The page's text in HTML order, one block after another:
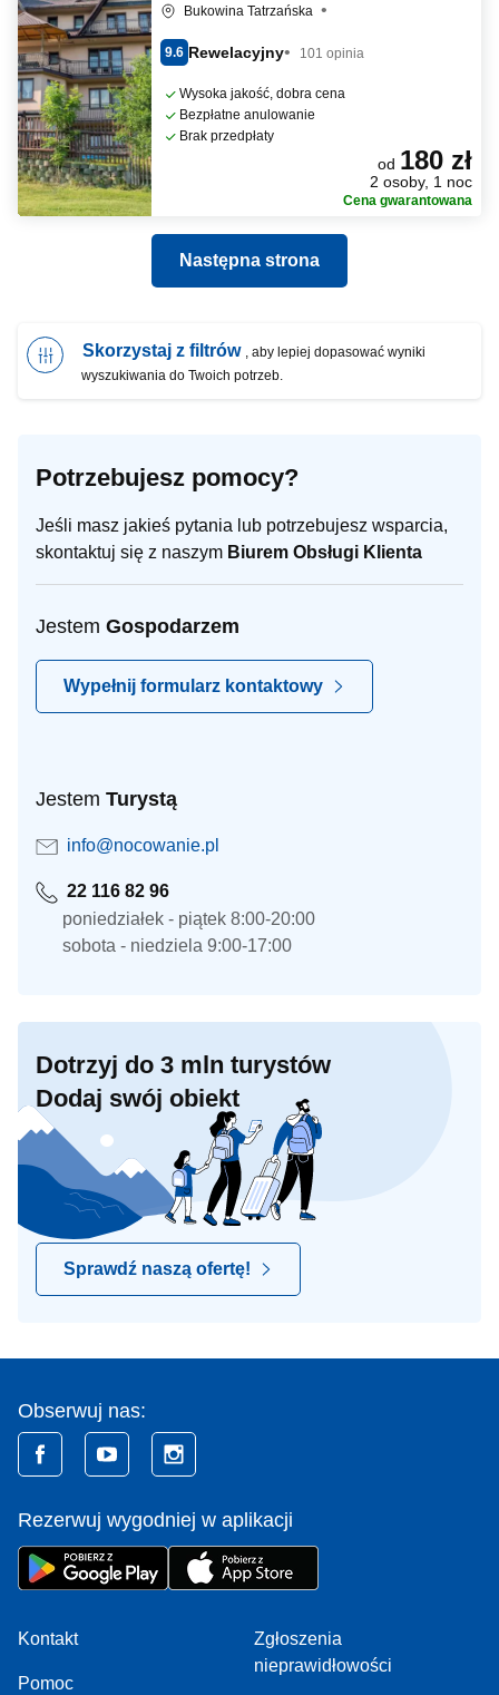
Bukowina Tatrzańska
9.6 Rewelacyjny 101 opinia
Wysoka jakość, dobra cena
Bezpłatne anulowanie
Brak przedpłaty
od 180 zł
2 osoby, 1 noc
Cena gwarantowana
Następna strona
Skorzystaj z filtrów , aby lepiej dopasować wyniki
wyszukiwania do Twoich potrzeb.
Potrzebujesz pomocy?
Jeśli masz jakieś pytania lub potrzebujesz wsparcia,
skontaktuj się z naszym Biurem Obsługi Klienta
Jestem Gospodarzem
Wypełnij formularz kontaktowy
Jestem Turystą
info@nocowanie.pl
22 116 82 96
poniedziałek - piątek 8:00-20:00
sobota - niedziela 9:00-17:00
Dotrzyj do 3 mln turystów
Dodaj swój obiekt
Sprawdź naszą ofertę!
Obserwuj nas:
Rezerwuj wygodniej w aplikacji
Kontakt
Pomoc
Zgłoszenia
nieprawidłowości